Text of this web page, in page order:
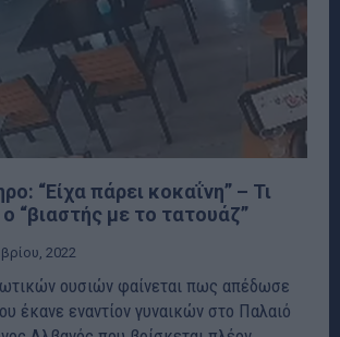
“Είχα πάρει κοκαΐνη” – Τι
ο “βιαστής με το τατουάζ”
2022
ουσιών φαίνεται πως απέδωσε
έκανε εναντίον γυναικών στο Παλαιό